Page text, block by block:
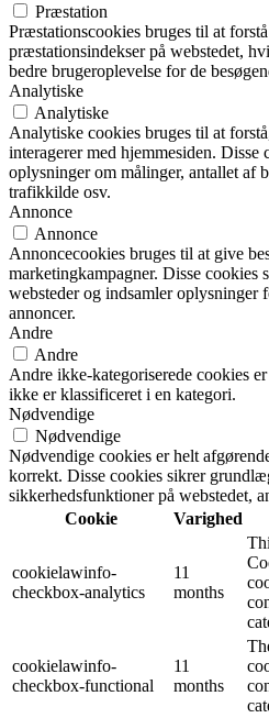
Præstation
Præstationscookies bruges til at
præstationsindekser på webstedet,
bedre brugeroplevelse for de
Analytiske
Analytiske
Analytiske cookies bruges til at
interagerer med hjemmesiden.
oplysninger om målinger, antallet af
trafikkilde osv.
Annonce
Annonce
Annoncecookies bruges til at give
marketingkampagner. Disse cookies
websteder og indsamler oplysninger
annoncer.
Andre
Andre
Andre ikke-kategoriserede cookies
ikke er klassificeret i en kategori.
Nødvendige
Nødvendige
Nødvendige cookies er helt
korrekt. Disse cookies sikrer
sikkerhedsfunktioner på webstedet,
Cookie
Varighed
cookielawinfo-
checkbox-analytics
11
months
cookielawinfo-
checkbox-functional
11
months